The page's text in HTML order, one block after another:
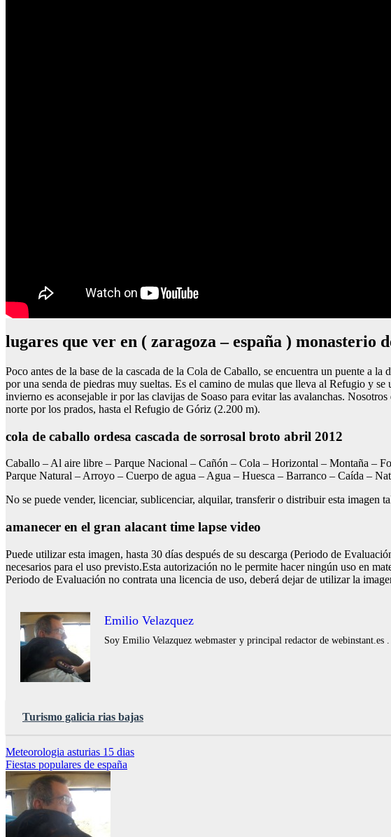
lugares que ver en ( zaragoza – españa ) monasterio
Poco antes de la base de la cascada de la Cola de Caballo, se encuentra un puente a
por una senda de piedras muy sueltas. Es el camino de mulas que lleva al Refugio y
invierno es aconsejable ir por las clavijas de Soaso para evitar las avalanchas.
norte por los prados, hasta el Refugio de Góriz (2.200 m).
cola de caballo ordesa cascada de sorrosal broto abril 2012
Caballo – Al aire libre – Parque Nacional – Cañón – Cola – Horizontal – Montaña –
Parque Natural – Arroyo – Cuerpo de agua – Agua – Huesca – Barranco – Caída –
No se puede vender, licenciar, sublicenciar, alquilar, transferir o distribuir esta imagen
amanecer en el gran alacant time lapse video
Puede utilizar esta imagen, hasta 30 días después de su descarga (Periodo de
necesarios para el uso previsto.Esta autorización no le permite hacer ningún uso en
Periodo de Evaluación no contrata una licencia de uso, deberá dejar de utilizar la
Emilio Velazquez
Soy Emilio Velazquez webmaster y principal redactor de webinstant.es
Turismo galicia rias bajas
Navegación
de
entradas
Meteorologia asturias 15 dias
Fiestas populares de españa